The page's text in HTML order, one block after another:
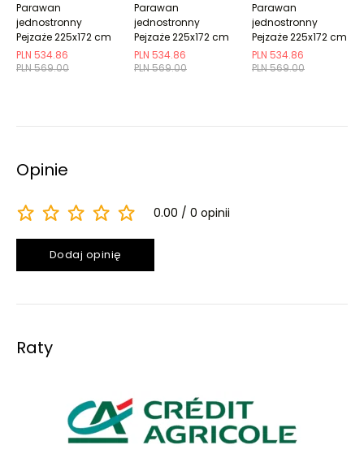
PLN 569.00
PLN 534.86
Parawan
jednostronny
Pejzaże 225x172 cm
5-częściowy
czarny
PLN 569.00
PLN 534.86
Parawan
jednostronny
Pejzaże 225x172 cm
5-częściowy
niebieski
PLN 569.00
PLN 534.86
Parawan
jednostronny
Pejzaże 225x172 cm
5-częściowy
wielokolorowy
Opinie
0.00 0 opinii
Dodaj opinię
Raty